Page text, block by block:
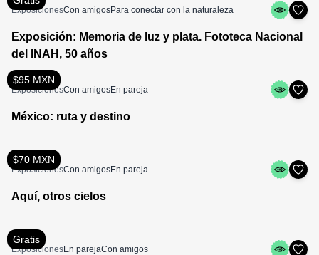
ExposicionesCon amigosPara conectar con la naturaleza
Exposición: Memoria de luz y plata. Fototeca Nacional
del INAH, 50 años
$95 MXN
ExposicionesCon amigosEn pareja
México: ruta y destino
$70 MXN
ExposicionesCon amigosEn pareja
Aquí, otros cielos
Gratis
ExposicionesEn parejaCon amigos